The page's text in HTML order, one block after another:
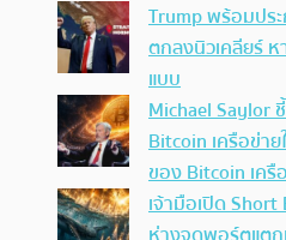
Trump พร้อมปร
ตกลงนิวเคลียร์
แบบ
Michael Saylor
Bitcoin เครือข่า
ของ Bitcoin เค
เจ้ามือเปิด